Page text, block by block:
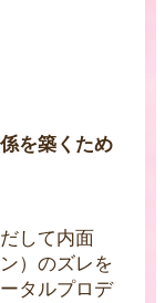
を築くため
して内面
）のズレを
タルプロデ